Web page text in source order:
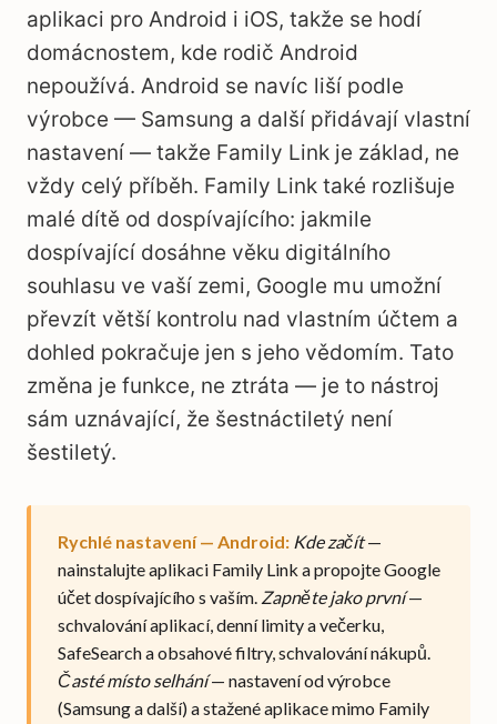
aplikaci pro Android i iOS, takže se hodí
domácnostem, kde rodič Android
nepoužívá. Android se navíc liší podle
výrobce — Samsung a další přidávají vlastní
nastavení — takže Family Link je základ, ne
vždy celý příběh. Family Link také rozlišuje
malé dítě od dospívajícího: jakmile
dospívající dosáhne věku digitálního
souhlasu ve vaší zemi, Google mu umožní
převzít větší kontrolu nad vlastním účtem a
dohled pokračuje jen s jeho vědomím. Tato
změna je funkce, ne ztráta — je to nástroj
sám uznávající, že šestnáctiletý není
šestiletý.
Rychlé nastavení — Android: Kde začít—
nainstalujte aplikaci Family Link a propojte Google
účet dospívajícího s vaším. Zapněte jako první—
schvalování aplikací, denní limity a večerku,
SafeSearch a obsahové filtry, schvalování nákupů.
Časté místo selhání— nastavení od výrobce
(Samsung a další) a stažené aplikace mimo Family